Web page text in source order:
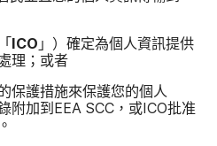
ICO 」​）確定​為​個人​資訊​提供​
理​；​或​者
保護​措施來​保護​您​的​個人​
附加到 EEA SCC ，​或ICO批准​